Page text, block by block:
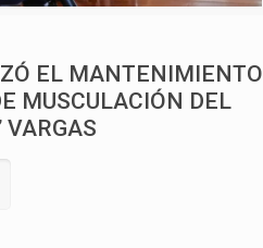
EL MANTENIMIENTO
MUSCULACIÓN DEL
VARGAS